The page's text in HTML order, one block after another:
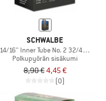
SCHWALBE
14/16'' Inner Tube No. 2 32/47-288/
Polkupyörän sisäkumi
8,90 €4,45 €
(0)